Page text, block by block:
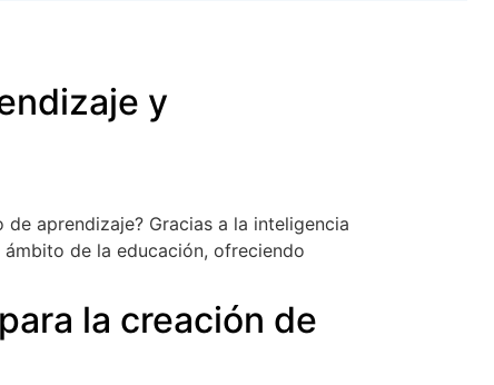
y
aprendizaje? Gracias a la inteligencia
de la educación, ofreciendo
la creación de